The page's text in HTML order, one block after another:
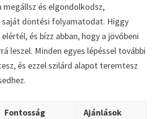
megállsz és elgondolkodsz,
döntési folyamatodat. Higgy
és bízz abban, hogy a jövőbeni
leszel. Minden egyes lépéssel további
és ezzel szilárd alapot teremtesz
Fontosság Ajánlások